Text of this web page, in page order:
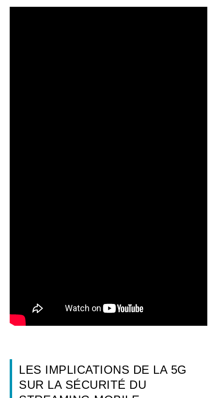
LES IMPLICATIONS DE LA 5G
SUR LA SÉCURITÉ DU